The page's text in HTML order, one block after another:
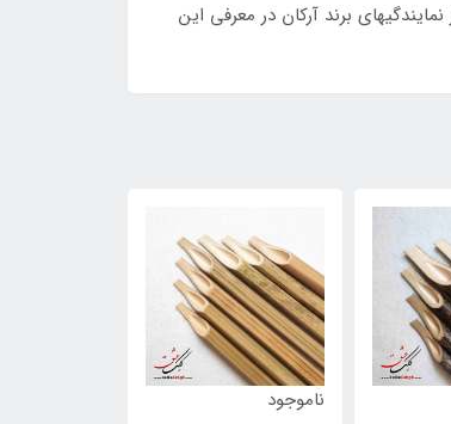
برند آرکان در معرفی این
220,000 تومان